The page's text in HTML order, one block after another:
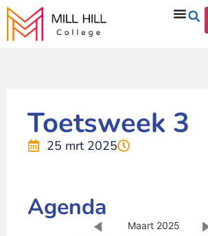
Toetsweek 3
25 mrt 2025
Agenda
Maart 2025